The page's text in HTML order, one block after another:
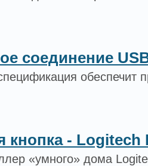
соединение
обеспечит
кнопка - Logitech
«умного» дома